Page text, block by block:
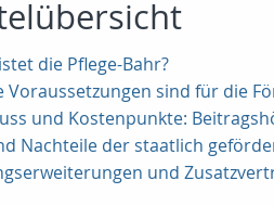
die Pflege-Bahr?
Voraussetzungen sind für die
und Kostenpunkte:
Nachteile der staatlich
und